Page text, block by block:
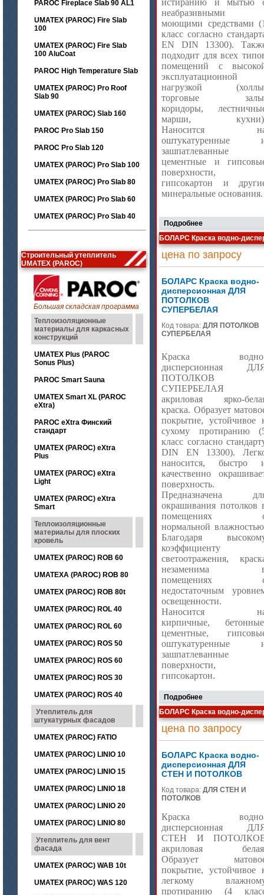
PAROC Fireplace Slab 90 AL1
UMATEX (PAROC) Fire Slab
100
UMATEX (PAROC) Fire Slab
100 AluCoat
PAROC High Temperature Slab
UMATEX (PAROC) Pro Roof
Slab 90
UMATEX (PAROC) Slab 160
PAROC Pro Slab 150
PAROC Pro Slab 120
UMATEX (PAROC) Pro Slab 100
UMATEX (PAROC) Pro Slab 80
UMATEX (PAROC) Pro Slab 60
UMATEX (PAROC) Pro Slab 40
Строительный утеплитель
UMATEX (PAROC)
Большая складская программа
Теплоизоляционные
материалы для каркасных
конструкций
UMATEX Plus (PAROC
Sonus Plus)
PAROC Smart Sauna
UMATEX Smart XL (PAROC
eXtra)
PAROC eXtra Финский
стандарт
UMATEX (PAROC) eXtra
Plus
UMATEX (PAROC) eXtra
Light
UMATEX (PAROC) eXtra
Smart
Теплоизоляционные
материалы для плоских
кровель
UMATEX (PAROC) ROB 60
UMATEXA (PAROC) ROB 80
UMATEX (PAROC) ROB 80t
UMATEX (PAROC) ROL 40
UMATEX (PAROC) ROL 60
UMATEX (PAROC) ROS 50
UMATEX (PAROC) ROS 60
UMATEX (PAROC) ROS 30
UMATEX (PAROC) ROS 40
Утеплитель для
штукатурных фасадов
UMATEX (PAROC) FATIO
UMATEX (PAROC) LINIO 10
UMATEX (PAROC) LINIO 15
UMATEX (PAROC) LINIO 18
UMATEX (PAROC) LINIO 20
UMATEX (PAROC) LINIO 80
Утеплитель для вент
фасада
UMATEX (PAROC) WAB 10t
UMATEX (PAROC) WAS 120
истиранию и мытью
неабразивными
моющими средствами
класс согласно
EN DIN 13300).
подходит для всех
помещений с
эксплуатационной
нагрузкой
торговые
коридоры,
марши,
Наносится
оштукатуренные
зашпатлеванные
цементные и
поверхности,
гипсокартон и
минеральные основания.
Подробнее
БОЛАРС Краска водно-
цена по запросу
БОЛАРС Краска водно-
дисперсионная ДЛЯ
ПОТОЛКОВ
СУПЕРБЕЛАЯ
Код товара: ДЛЯ ПОТОЛКОВ
СУПЕРБЕЛАЯ
Краска
дисперсионная
ПОТОЛКОВ
СУПЕРБЕЛАЯ
акриловая ярко-
краска. Образует
покрытие, устойчивое
сухому протиранию
класс согласно
DIN EN 13300).
наносится, быстро
качественно
поверхность.
Предназначена
окрашивания потолков
помещениях
нормальной
Благодаря
коэффициенту
светоотражения,
незаменима
помещениях
недостаточным
освещенности.
Наносится
кирпичные,
цементные,
оштукатуренные
зашпатлеванные
поверхности,
гипсокартон.
Подробнее
БОЛАРС Краска водно-
цена по запросу
БОЛАРС Краска водно-
дисперсионная ДЛЯ
СТЕН И ПОТОЛКОВ
Код товара: ДЛЯ СТЕН И
ПОТОЛКОВ
Краска
дисперсионная
СТЕН И
акриловая
Образует
покрытие, устойчивое
легкому
протиранию (4